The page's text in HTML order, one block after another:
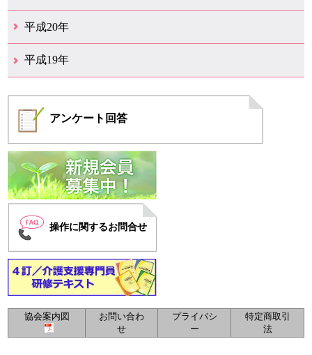
12月（4）
11月（3）
10月（7）
9月（5）
8月（7）
7月（9）
6月（13）
5月（9）
4月（22）
3月（9）
2月（8）
平成20年
12月（6）
11月（4）
10月（6）
9月（4）
8月（1）
7月（6）
6月（1）
5月（1）
4月（1）
3月（2）
2月（4）
1月（2）
平成19年
アンケート 回答
操作に関するお問合せ
協会案内図
お問い合わ
せ
プライバシ
ー
特定商取引
法